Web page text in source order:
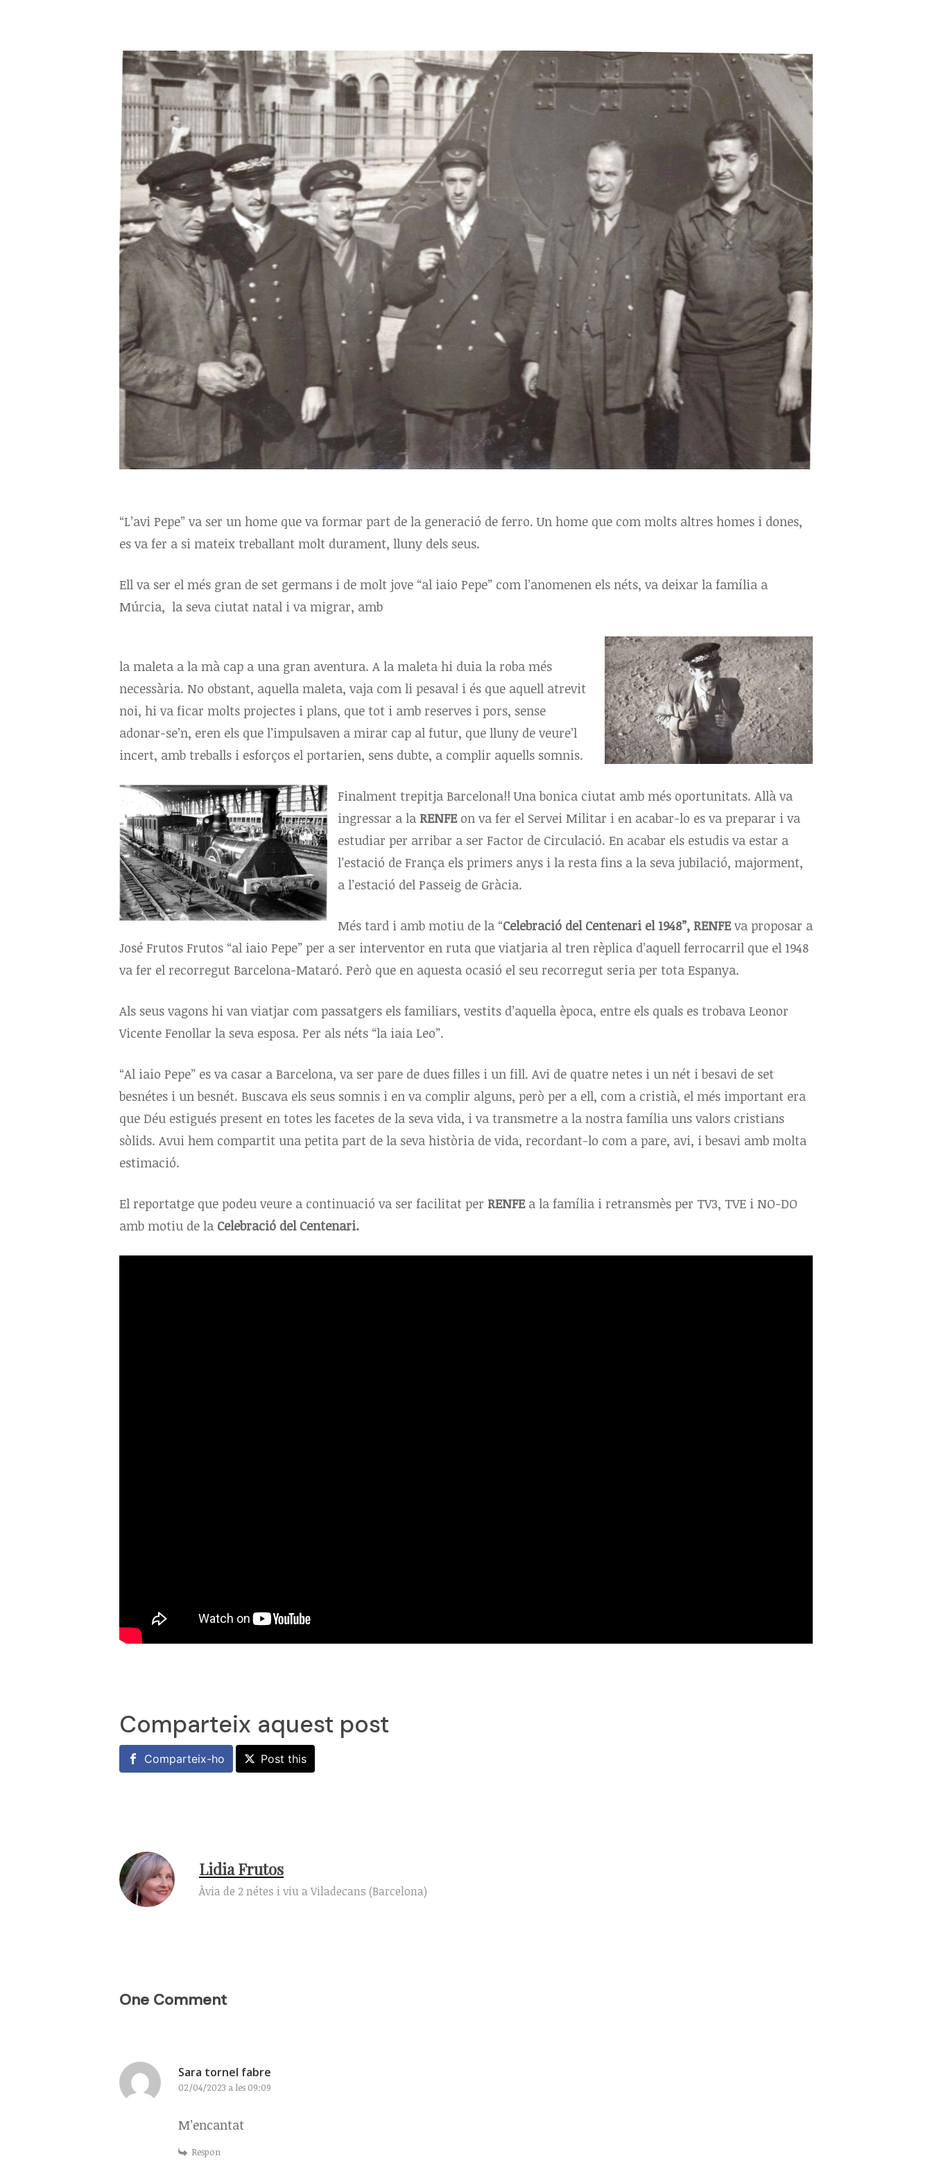
“L’avi Pepe” va ser un home que va formar part de la generació de ferro. Un home que com molts altres homes i dones,
es va fer a si mateix treballant molt durament, lluny dels seus.
Ell va ser el més gran de set germans i de molt jove “al iaio Pepe” com l’anomenen els néts, va deixar la família a
Múrcia, la seva ciutat natal i va migrar, amb
la maleta a la mà cap a una gran aventura. A la maleta hi duia la roba més
necessària. No obstant, aquella maleta, vaja com li pesava! i és que aquell atrevit
noi, hi va ficar molts projectes i plans, que tot i amb reserves i pors, sense
adonar-se’n, eren els que l’impulsaven a mirar cap al futur, que lluny de veure’l
incert, amb treballs i esforços el portarien, sens dubte, a complir aquells somnis.
Finalment trepitja Barcelona!! Una bonica ciutat amb més oportunitats. Allà va
ingressar a la RENFEon va fer el Servei Militar i en acabar-lo es va preparar i va
estudiar per arribar a ser Factor de Circulació. En acabar els estudis va estar a
l’estació de França els primers anys i la resta fins a la seva jubilació, majorment,
a l’estació del Passeig de Gràcia.
Més tard i amb motiu de la “Celebració del Centenari el 1948”, RENFEva proposar a
José Frutos Frutos “al iaio Pepe” per a ser interventor en ruta que viatjaria al tren rèplica d’aquell ferrocarril que el 1948
va fer el recorregut Barcelona-Mataró. Però que en aquesta ocasió el seu recorregut seria per tota Espanya.
Als seus vagons hi van viatjar com passatgers els familiars, vestits d’aquella època, entre els quals es trobava Leonor
Vicente Fenollar la seva esposa. Per als néts “la iaia Leo”.
“Al iaio Pepe” es va casar a Barcelona, va ser pare de dues filles i un fill. Avi de quatre netes i un nét i besavi de set
besnétes i un besnét. Buscava els seus somnis i en va complir alguns, però per a ell, com a cristià, el més important era
que Déu estigués present en totes les facetes de la seva vida, i va transmetre a la nostra família uns valors cristians
sòlids. Avui hem compartit una petita part de la seva història de vida, recordant-lo com a pare, avi, i besavi amb molta
estimació.
El reportatge que podeu veure a continuació va ser facilitat per RENFEa la família i retransmès per TV3, TVE i NO-DO
amb motiu de la Celebració del Centenari.
Comparteix aquest post
Comparteix-ho Post this
Lidia Frutos
Àvia de 2 nétes i viu a Viladecans (Barcelona)
One Comment
Sara tornel fabre
02/04/2023 a les 09:09
M’encantat
Respon